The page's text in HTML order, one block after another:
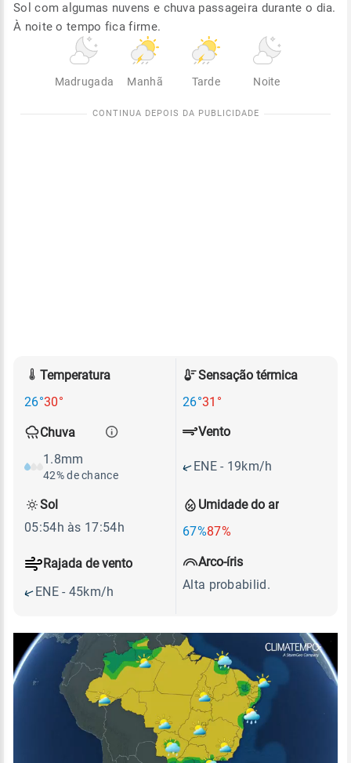
Sol com algumas nuvens e chuva passageira durante o dia.
À noite o tempo fica firme.
Madrugada Manhã Tarde Noite
Temperatura
26°30°
Sensação térmica
26°31°
Chuva
1.8mm
42% de chance
Umidade do ar
67%87%
Vento
ENE - 19km/h
Rajada de vento
ENE - 45km/h
Sol
05:54h às 17:54h
Arco-íris
Alta probabilid.